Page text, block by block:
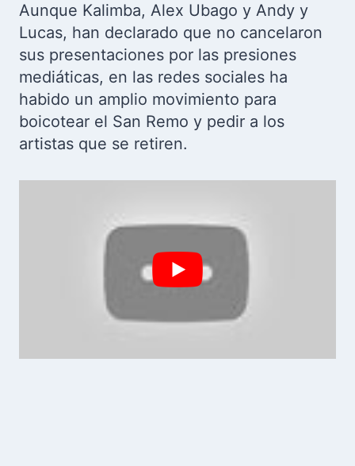
Aunque Kalimba, Alex Ubago y Andy y
Lucas, han declarado que no cancelaron
sus presentaciones por las presiones
mediáticas, en las redes sociales ha
habido un amplio movimiento para
boicotear el San Remo y pedir a los
artistas que se retiren.